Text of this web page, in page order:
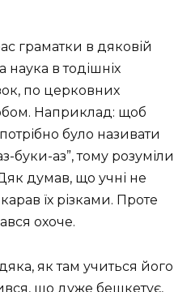
граматки в дяковій
наука в тодішніх
по церковних
Наприклад: щоб
було називати
буки-аз”, тому розуміли
думав, що учні не
їх різками. Проте
охоче.
як там учиться його
що дуже бешкетує,